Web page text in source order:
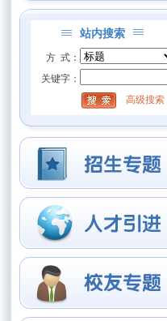
站内搜索
方 式：
关键字：
高级搜索